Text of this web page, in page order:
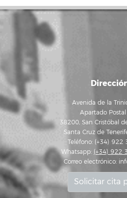
Avenida de la
Apartado
38200, San Cristóbal
Santa Cruz de
Teléfono: (+34) 922
Whatsapp: (+34) 922
Correo electrónico:
Solicitar cita